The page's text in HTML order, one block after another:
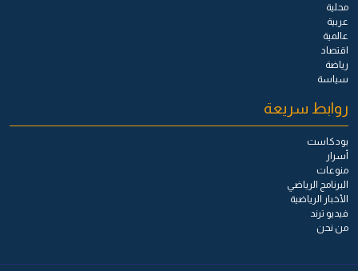
محلية
عربية
عالمية
اقتصاد
رياضة
سياسة
روابط سريعة
بودكاست
أسرار
منوعات
البرنامج الرياضي
الأخبار الرياضية
فيديو ترند
من نحن